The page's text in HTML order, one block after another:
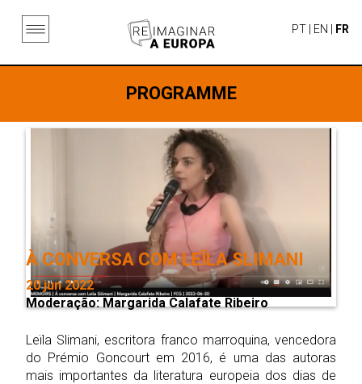
PT| EN FR
PROGRAMME
À CONVERSA COM LEÏLA SLIMANI
20 jun 2022
Moderação: Margarida Calafate Ribeiro
Leïla Slimani, escritora franco marroquina, vencedora
do Prémio Goncourt em 2016, é uma das autoras
mais importantes da literatura europeia dos dias de